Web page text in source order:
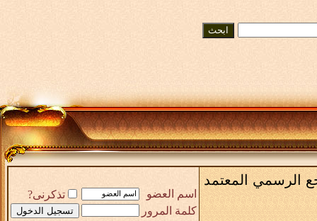
الرسمي المعتمد
اسم العضو
تذكرنى?
كلمة المرور